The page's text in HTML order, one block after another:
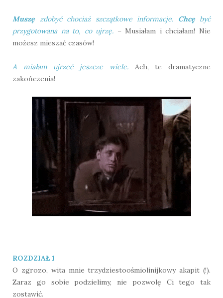
Muszęzdobyć chociaż szczątkowe informacje. Chcębyć
przygotowana na to, co ujrzę. – Musiałam i chciałam! Nie
możesz mieszać czasów!
A miałam ujrzeć jeszcze wiele.Ach, te dramatyczne
zakończenia!
ROZDZIAŁ 1
O zgrozo, wita mnie trzydziestoośmiolinijkowy akapit (!).
Zaraz go sobie podzielimy, nie pozwolę Ci tego tak
zostawić.